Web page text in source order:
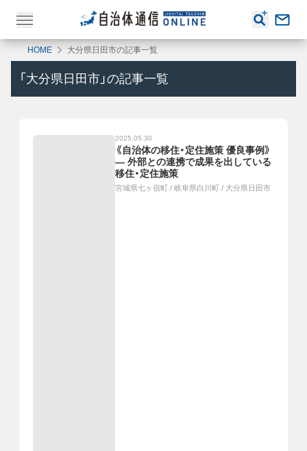
HOME 大分県日田市の記事一覧
「 大分県日田市 」の記事一覧
2025.05.30
《自治体の移住・定住施策 優良事例》
― 外部との連携で成果を出している
移住・定住施策
宮城県七ヶ宿町 / 岐阜県白川町 / 大分県日田市